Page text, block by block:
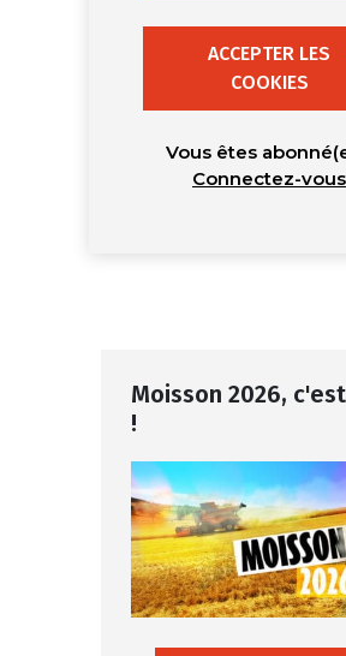
ACCEPTER LES
COOKIES
Vous êtes
Connectez-vous
Moisson 2026,
!